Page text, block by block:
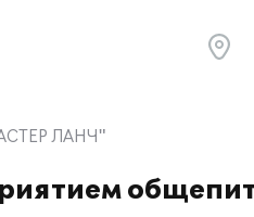
ЛАНЧ"